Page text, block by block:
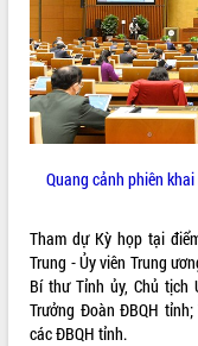
Quang cảnh phiên
Tham dự Kỳ họp tại
Trung - Ủy viên Trung
Bí thư Tỉnh ủy, Chủ tịch
Trưởng Đoàn ĐBQH
các ĐBQH tỉnh.